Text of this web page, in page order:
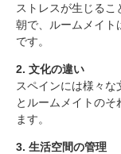
ストレスが生じる
朝で、ルームメイト
です。
2. 文化の違い
スペインには様々
とルームメイトのそ
ます。
3. 生活空間の管理